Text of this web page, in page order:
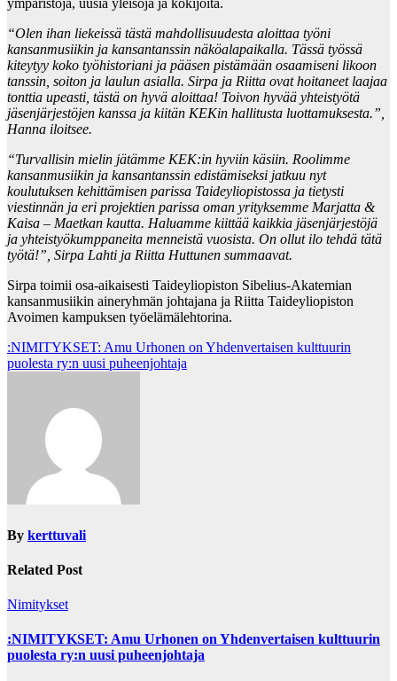
ympäristöjä, uusia yleisöjä ja kokijoita.
“Olen ihan liekeissä tästä mahdollisuudesta aloittaa työni
kansanmusiikin ja kansantanssin näköalapaikalla. Tässä työssä
kiteytyy koko työhistoriani ja pääsen pistämään osaamiseni likoon
tanssin, soiton ja laulun asialla. Sirpa ja Riitta ovat hoitaneet laajaa
tonttia upeasti, tästä on hyvä aloittaa! Toivon hyvää yhteistyötä
jäsenjärjestöjen kanssa ja kiitän KEKin hallitusta luottamuksesta.”,
Hanna iloitsee.
“Turvallisin mielin jätämme KEK:in hyviin käsiin. Roolimme
kansanmusiikin ja kansantanssin edistämiseksi jatkuu nyt
koulutuksen kehittämisen parissa Taideyliopistossa ja tietysti
viestinnän ja eri projektien parissa oman yrityksemme Marjatta &
Kaisa – Maetkan kautta. Haluamme kiittää kaikkia jäsenjärjestöjä
ja yhteistyökumppaneita menneistä vuosista. On ollut ilo tehdä tätä
työtä!”, Sirpa Lahti ja Riitta Huttunen summaavat.
Sirpa toimii osa-aikaisesti Taideyliopiston Sibelius-Akatemian
kansanmusiikin aineryhmän johtajana ja Riitta Taideyliopiston
Avoimen kampuksen työelämälehtorina.
Post
navigation
:NIMITYKSET: Amu Urhonen on Yhdenvertaisen kulttuurin
puolesta ry:n uusi puheenjohtaja
By kerttuvali
Related Post
Nimitykset
:NIMITYKSET: Amu Urhonen on Yhdenvertaisen kulttuurin
puolesta ry:n uusi puheenjohtaja